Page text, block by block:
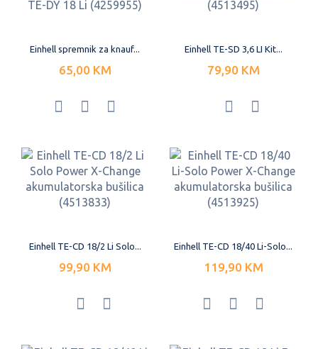
Einhell spremnik za knauf...
65,00 KM
Einhell TE-SD 3,6 LI Kit...
79,90 KM
Einhell TE-CD 18/2 Li Solo...
99,90 KM
Einhell TE-CD 18/40 Li-Solo...
119,90 KM